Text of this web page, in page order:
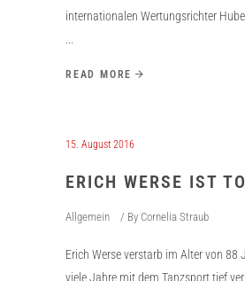
internationalen Wertungsrichter
READ MORE
15. August 2016
ERICH WERSE IST
Allgemein By Cornelia Straub
Erich Werse verstarb im Alter von 88
viele Jahre mit dem Tanzsport tief